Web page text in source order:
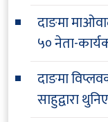
दाङमा
५० नेता-
दाङमा
साहुद्वारा